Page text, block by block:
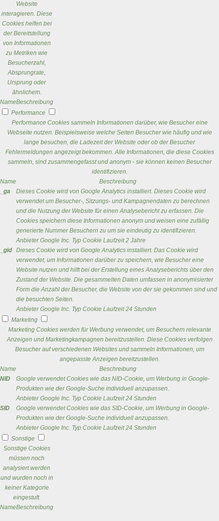
Website
interagieren. Diese
Cookies helfen bei
der Bereitstellung
von Informationen
zu Metriken wie
Besucherzahl,
Absprungrate,
Ursprung oder
ähnlichem.
NameBeschreibung
Performance
Performance Cookies sammeln Informationen darüber, wie Besucher eine
Webseite nutzen. Beispielsweise welche Seiten Besucher wie häufig und wie
lange besuchen, die Ladezeit der Website oder ob der Besucher
Fehlermeldungen angezeigt bekommen. Alle Informationen, die diese Cookies
sammeln, sind zusammengefasst und anonym - sie können keinen Besucher
identifizieren.
Name
Beschreibung
_ga
Dieses Cookie wird von Google Analytics installiert. Dieses Cookie wird
verwendet um Besucher-, Sitzungs- und Kampagnendaten zu berechnen
und die Nutzung der Website für einen Analysebericht zu erfassen. Die
Cookies speichern diese Informationen anonym und weisen eine zufällig
generierte Nummer Besuchern zu um sie eindeutig zu identifizieren.
Anbieter Google Inc. Typ Cookie Laufzeit 2 Jahre
_gid
Dieses Cookie wird von Google Analytics installiert. Das Cookie wird
verwendet, um Informationen darüber zu speichern, wie Besucher eine
Website nutzen und hilft bei der Erstellung eines Analyseberichts über den
Zustand der Website. Die gesammelten Daten umfassen in anonymisierter
Form die Anzahl der Besucher, die Website von der sie gekommen sind und
die besuchten Seiten.
Anbieter Google Inc. Typ Cookie Laufzeit 24 Stunden
Marketing
Marketing Cookies werden für Werbung verwendet, um Besuchern relevante
Anzeigen und Marketingkampagnen bereitzustellen. Diese Cookies verfolgen
Besucher auf verschiedenen Websites und sammeln Informationen, um
angepasste Anzeigen bereitzustellen.
Name
Beschreibung
NID
Google verwendet Cookies wie das NID-Cookie, um Werbung in Google-
Produkten wie der Google-Suche individuell anzupassen.
Anbieter Google Inc. Typ Cookie Laufzeit 24 Stunden
SID
Google verwendet Cookies wie das SID-Cookie, um Werbung in Google-
Produkten wie der Google-Suche individuell anzupassen.
Anbieter Google Inc. Typ Cookie Laufzeit 24 Stunden
Sonstige
Sonstige Cookies
müssen noch
analysiert werden
und wurden noch in
keiner Kategorie
eingestuft.
NameBeschreibung